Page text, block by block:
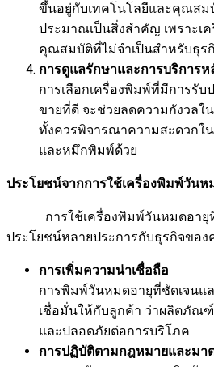
ขึ้นอยู่กับเทคโนโลยีและคุณสม
ประมาณเป็นสิ่งสำคัญ เพราะเ
คุณสมบัติที่ไม่จำเป็นสำหรับธุร
การดูแลรักษาและการบริการห
การเลือกเครื่องพิมพ์ที่มีการรับ
ขายที่ดี จะช่วยลดความกังวลใ
ทั้งควรพิจารณาความสะดวกใ
และหมึกพิมพ์ด้วย
ประโยชน์จากการใช้เครื่องพิมพ์วันห
การใช้เครื่องพิมพ์วันหมดอายุ
ประโยชน์หลายประการกับธุรกิจขอ
การเพิ่มความน่าเชื่อถือ
การพิมพ์วันหมดอายุที่ชัดเจนแ
เชื่อมั่นให้กับลูกค้า ว่าผลิตภัณ
และปลอดภัยต่อการบริโภค
การปฏิบัติตามกฎหมายและมา